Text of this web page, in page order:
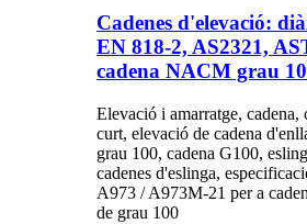
Cadenes d'elevació:
EN 818-2, AS2321,
cadena NACM grau
Elevació i amarratge, cadena,
curt, elevació de cadena
grau 100, cadena G100,
cadenes d'eslinga,
A973 / A973M-21 per a
de grau 100